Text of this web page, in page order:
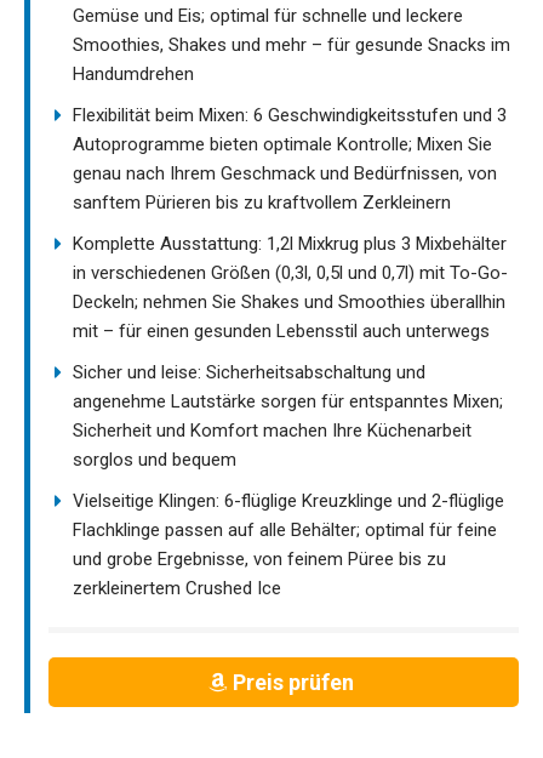
Gemüse und Eis; optimal für schnelle und leckere
Smoothies, Shakes und mehr – für gesunde Snacks im
Handumdrehen
Flexibilität beim Mixen: 6 Geschwindigkeitsstufen und 3
Autoprogramme bieten optimale Kontrolle; Mixen Sie
genau nach Ihrem Geschmack und Bedürfnissen, von
sanftem Pürieren bis zu kraftvollem Zerkleinern
Komplette Ausstattung: 1,2l Mixkrug plus 3 Mixbehälter
in verschiedenen Größen (0,3l, 0,5l und 0,7l) mit To-Go-
Deckeln; nehmen Sie Shakes und Smoothies überallhin
mit – für einen gesunden Lebensstil auch unterwegs
Sicher und leise: Sicherheitsabschaltung und
angenehme Lautstärke sorgen für entspanntes Mixen;
Sicherheit und Komfort machen Ihre Küchenarbeit
sorglos und bequem
Vielseitige Klingen: 6-flüglige Kreuzklinge und 2-flüglige
Flachklinge passen auf alle Behälter; optimal für feine
und grobe Ergebnisse, von feinem Püree bis zu
zerkleinertem Crushed Ice
Preis prüfen